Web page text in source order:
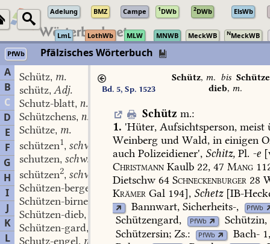
Adelung BMZ Campe 1DWb 2DWb ElsWb
LmL LothWb MLW MNWB MeckWB NMeckWB
PfWb
Pfälzisches Wörterbuch
A
B
C
D
E
F
G
H
I
J
K
L
Schütz, m.
schütz, Adj.
Schutz-blatt, n.
Schützchens, n.
Schütze, m.
schützen1, schw.
schutzen, schw.
schützen2, schw.
Schützen-berger
Schützen-birne
Schützen-dieb,
Schützen-gard,
Schutz-engel, m.
Bd. 5, Sp. 1523
Schütz, m. bis
dieb, m.
Schütz m.:
1. 'Hüter, Aufsichtsperson, meist
Weinberg und Wald, in einigen
auch Polizeidiener', Schitz, Pl. -e
Christmann Kaulb 22, 47 Mang
Dietschw 64 Schneckenburger 28
Krämer Gal 194], Schetz[IB-
Bannwart,Sicherheits-, PfWb
Schützengard, PfWb Schützin,
Schützersin; Zs.: PfWb Bach-